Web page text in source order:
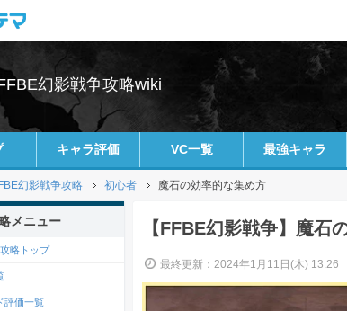
幻影戦争攻略wiki
キャラ評価 VC一覧 最強キャラ
幻影戦争攻略 初心者 魔石の効率的な集め方
【FFBE幻影戦争】魔石
最終更新：2024年1月11日(木) 13:26
メニュー
略トップ
評価一覧